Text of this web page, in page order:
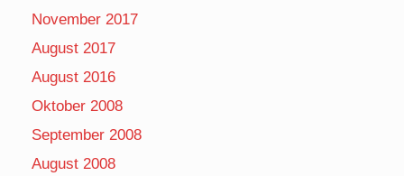
November 2017
August 2017
August 2016
Oktober 2008
September 2008
August 2008